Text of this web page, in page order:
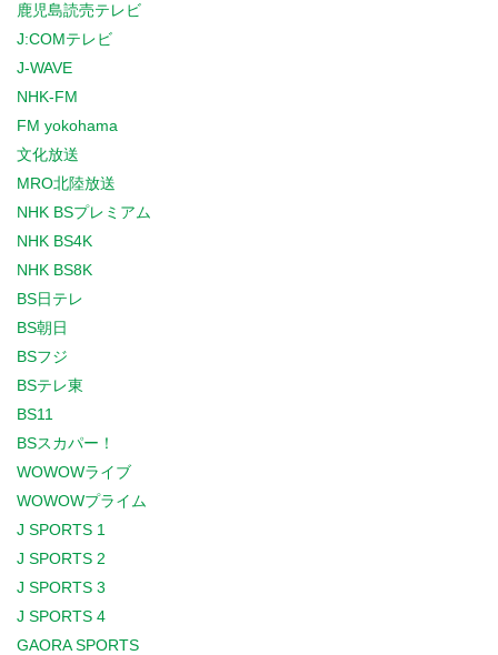
鹿児島読売テレビ
J:COMテレビ
J-WAVE
NHK-FM
FM yokohama
文化放送
MRO北陸放送
NHK BSプレミアム
NHK BS4K
NHK BS8K
BS日テレ
BS朝日
BSフジ
BSテレ東
BS11
BSスカパー！
WOWOWライブ
WOWOWプライム
J SPORTS 1
J SPORTS 2
J SPORTS 3
J SPORTS 4
GAORA SPORTS